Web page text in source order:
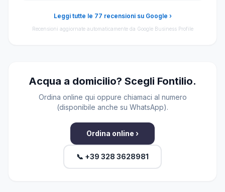
Leggi tutte le 77 recensioni su Google ›
Recensioni aggiornate automaticamente da Google Business Profile
Acqua a domicilio? Scegli Fontilio.
Ordina online qui oppure chiamaci al numero
(disponibile anche su WhatsApp).
Ordina online ›
📞 +39 328 3628981